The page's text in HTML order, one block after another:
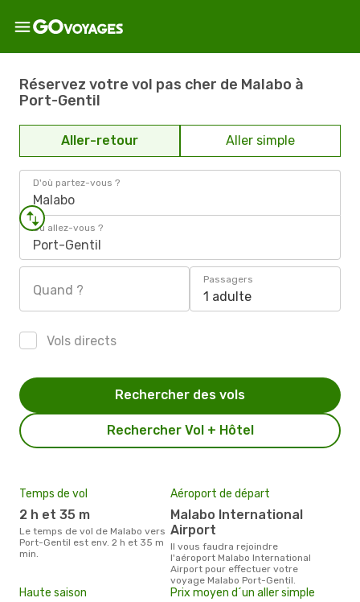
Réservez votre vol pas cher de Malabo à
Port-Gentil
Aller-retour Aller simple
D'où partez-vous ?
Malabo
Où allez-vous ?
Port-Gentil
Quand ?
Passagers
1 adulte
Vols directs
Rechercher Vol + Hôtel
Rechercher des vols
Temps de vol
2 h et 35 m
Le temps de vol de Malabo vers
Port-Gentil est env. 2 h et 35 m
min.
Aéroport de départ
Malabo International
Airport
Il vous faudra rejoindre
l'aéroport Malabo International
Airport pour effectuer votre
voyage Malabo Port-Gentil.
Haute saison Prix moyen d´un aller simple